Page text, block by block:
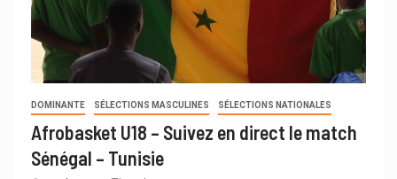
DOMINANTE SÉLECTIONS MASCULINES SÉLECTIONS NATIONALES
Afrobasket U18 – Suivez en direct le match
Sénégal – Tunisie